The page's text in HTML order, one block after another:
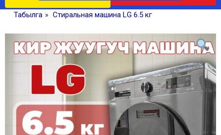
Табылга » Стиральная машина LG 6.5 кг